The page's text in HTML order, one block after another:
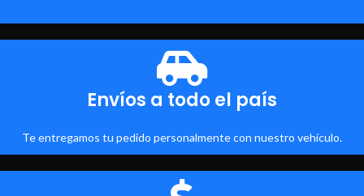
Envíos a todo el país
Te entregamos tu pedido personalmente con nuestro vehículo.